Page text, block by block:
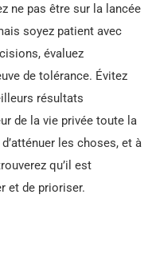
ne pas être sur la lancée
soyez patient avec
évaluez
de tolérance. Évitez
résultats
de la vie privée toute la
les choses, et à
qu’il est
et de prioriser.